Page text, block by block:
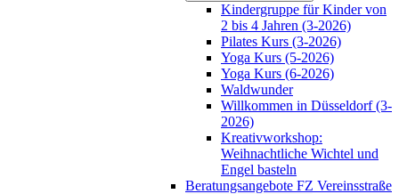
Kindergruppe für Kinder von
2 bis 4 Jahren (3-2026)
Pilates Kurs (3-2026)
Yoga Kurs (5-2026)
Yoga Kurs (6-2026)
Waldwunder
Willkommen in Düsseldorf (3-
2026)
Kreativworkshop:
Weihnachtliche Wichtel und
Engel basteln
Beratungsangebote FZ Vereinsstraße